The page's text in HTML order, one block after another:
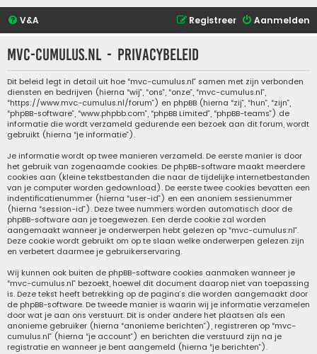
V&A Aanmelden
Registreer
mvc-cumulus.nl - Privacybeleid
Dit beleid legt in detail uit hoe “mvc-cumulus.nl” samen met zijn verbonden
diensten en bedrijven (hierna “wij”, “ons”, “onze”, “mvc-cumulus.nl”,
“https://www.mvc-cumulus.nl/forum”) en phpBB (hierna “zij”, “hun”, “zijn”,
“phpBB-software”, “www.phpbb.com”, “phpBB Limited”, “phpBB-teams”) de
informatie die wordt verzameld gedurende een bezoek aan dit forum, wordt
gebruikt (hierna “je informatie”).
Je informatie wordt op twee manieren verzameld. De eerste manier is door
het gebruik van zogenaamde cookies. De phpBB-software maakt meerdere
cookies aan (kleine tekstbestanden die naar de tijdelijke internetbestanden
van je computer worden gedownload). De eerste twee cookies bevatten een
indentificatienummer (hierna “user-id”) en een anoniem sessienummer
(hierna “session-id”). Deze twee nummers worden automatisch door de
phpBB-software aan je toegewezen. Een derde cookie zal worden
aangemaakt wanneer je onderwerpen hebt gelezen op “mvc-cumulus.nl”.
Deze cookie wordt gebruikt om op te slaan welke onderwerpen gelezen zijn
en verbetert daarmee je gebruikerservaring.
Wij kunnen ook buiten de phpBB-software cookies aanmaken wanneer je
“mvc-cumulus.nl” bezoekt, hoewel dit document daarop niet van toepassing
is. Deze tekst heeft betrekking op de pagina’s die worden aangemaakt door
de phpBB-software. De tweede manier is waarin wij je informatie verzamelen
door wat je aan ons verstuurt. Dit is onder andere het plaatsen als een
anonieme gebruiker (hierna “anonieme berichten”), registreren op “mvc-
cumulus.nl” (hierna “je account”) en berichten die verstuurd zijn na je
registratie en wanneer je bent aangemeld (hierna “je berichten”).